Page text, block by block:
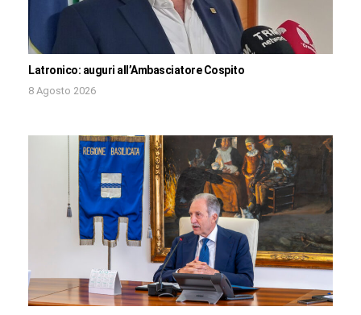
Latronico: auguri all’Ambasciatore Cospito
8 Agosto 2026